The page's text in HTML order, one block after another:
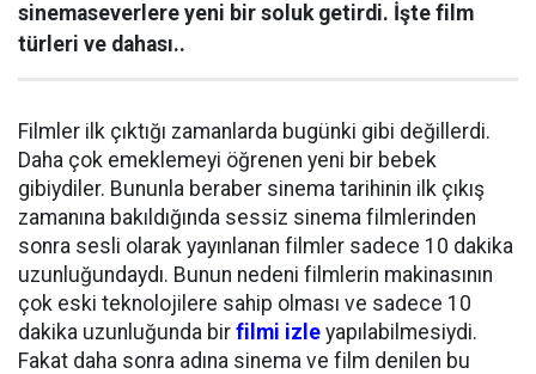
sinemaseverlere yeni bir soluk getirdi. İşte film
türleri ve dahası..
Filmler ilk çıktığı zamanlarda bugünki gibi değillerdi.
Daha çok emeklemeyi öğrenen yeni bir bebek
gibiydiler. Bununla beraber sinema tarihinin ilk çıkış
zamanına bakıldığında sessiz sinema filmlerinden
sonra sesli olarak yayınlanan filmler sadece 10 dakika
uzunluğundaydı. Bunun nedeni filmlerin makinasının
çok eski teknolojilere sahip olması ve sadece 10
dakika uzunluğunda bir filmi izle yapılabilmesiydi.
Fakat daha sonra adına sinema ve film denilen bu